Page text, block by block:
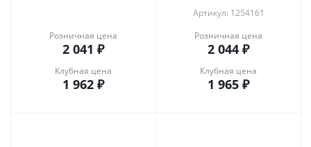
Розничная цена
2 041 ₽
Клубная цена
1 962 ₽
Артикул: 1254161
Розничная цена
2 044 ₽
Клубная цена
1 965 ₽